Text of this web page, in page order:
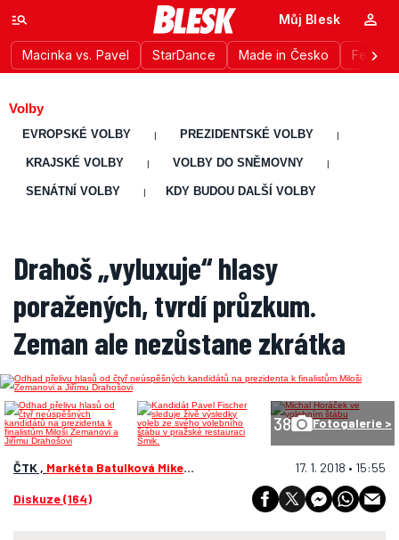
Macinka vs. Pavel StarDance Made in Česko
Můj Blesk
Volby
EVROPSKÉ VOLBY | PREZIDENTSKÉ VOLBY |
KRAJSKÉ VOLBY | VOLBY DO SNĚMOVNY |
SENÁTNÍ VOLBY | KDY BUDOU DALŠÍ VOLBY
Drahoš „vyluxuje“ hlasy
poražených, tvrdí průzkum.
Zeman ale nezůstane zkrátka
38 Fotogalerie >
ČTK , Markéta Batulková Mikešová 17. 1. 2018 • 15:55
Diskuze (164)